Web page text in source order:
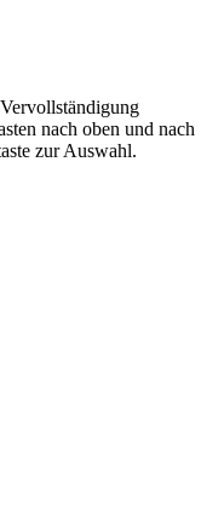
nach oben und nach
zur Auswahl.